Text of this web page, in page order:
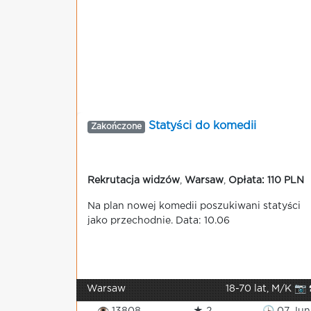
Zakończone Statyści do komedii
Rekrutacja widzów Warsaw Opłata: 110 PLN
Na plan nowej komedii poszukiwani statyści
jako przechodnie. Data: 10.06
Warsaw 18-70 lat, M/K 📷